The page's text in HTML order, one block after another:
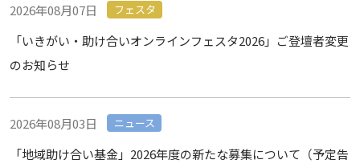
2026年08月07日 フェスタ
「いきがい・助け合いオンラインフェスタ2026」ご登壇者変更
のお知らせ
2026年08月03日 ニュース
「地域助け合い基金」2026年度の新たな募集について（予定告